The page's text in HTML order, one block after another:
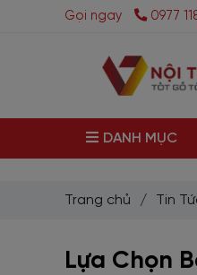
Gọi ngay 0977
DANH MỤC
Trang chủ / Tin
Lựa Chọn